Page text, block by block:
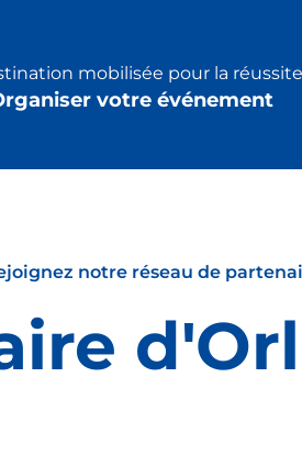
mobilisée pour la
votre événement
notre réseau de